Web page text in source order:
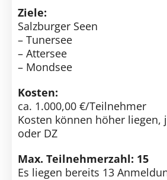
Ziele:
Salzburger Seen
– Tunersee
– Attersee
– Mondsee
Kosten:
ca. 1.000,00 €/Teilnehmer
Kosten können höher liegen,
oder DZ
Max. Teilnehmerzahl: 15
Es liegen bereits 13